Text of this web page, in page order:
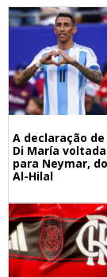
A declaração de
Di María voltada
para Neymar, do
Al-Hilal